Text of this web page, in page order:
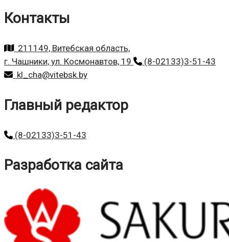
Контакты
211149, Витебская область,
г. Чашники, ул. Космонавтов, 19
(8-02133)3-51-43
kl_cha@vitebsk.by
Главный редактор
(8-02133)3-51-43
Разработка сайта